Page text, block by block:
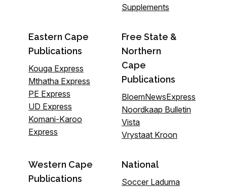
Supplements
Eastern Cape
Publications
Kouga Express
Mthatha Express
PE Express
UD Express
Komani-Karoo
Express
Free State &
Northern
Cape
Publications
BloemNewsExpress
Noordkaap Bulletin
Vista
Vrystaat Kroon
Western Cape
Publications
National
Soccer Laduma